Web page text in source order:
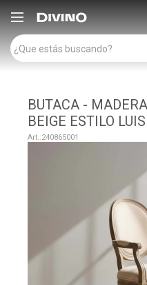

BUTACA -
BEIGE ESTILO
240865001